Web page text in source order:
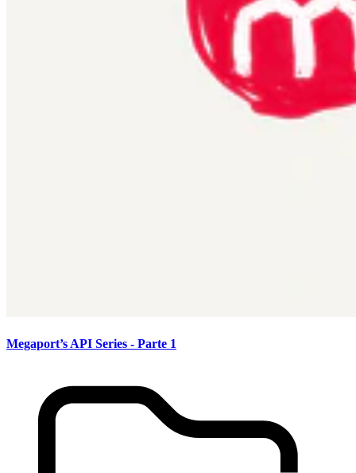
Megaport’s API Series - Parte 1